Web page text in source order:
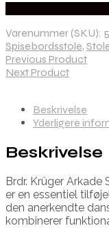
Varenummer (SKU):
Spisebordsstole,
Previous Product
Next Product
Beskrivelse
Yderligere
Beskrivelse
Brdr. Krüger
er en essentiel
den anerkendte
kombinerer